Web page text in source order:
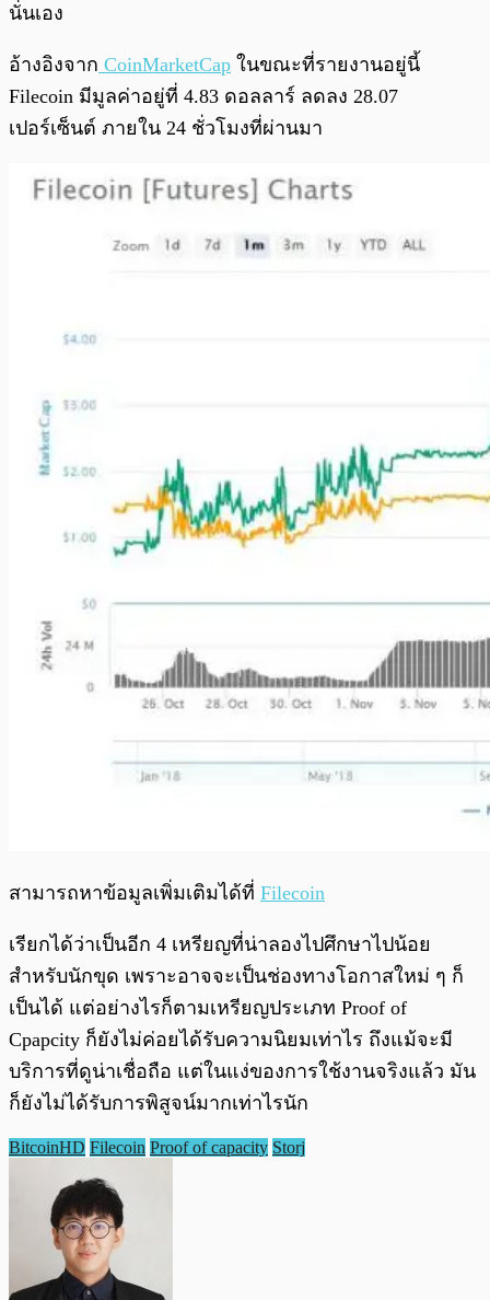
นั่นเอง
อ้างอิงจาก CoinMarketCap ในขณะที่รายงานอยู่นี้
Filecoin มีมูลค่าอยู่ที่ 4.83 ดอลลาร์ ลดลง 28.07
เปอร์เซ็นต์ ภายใน 24 ชั่วโมงที่ผ่านมา
สามารถหาข้อมูลเพิ่มเติมได้ที่ Filecoin
เรียกได้ว่าเป็นอีก 4 เหรียญที่น่าลองไปศึกษาไปน้อย
สำหรับนักขุด เพราะอาจจะเป็นช่องทางโอกาสใหม่ ๆ ก็
เป็นได้ แต่อย่างไรก็ตามเหรียญประเภท Proof of
Cpapcity ก็ยังไม่ค่อยได้รับความนิยมเท่าไร ถึงแม้จะมี
บริการที่ดูน่าเชื่อถือ แต่ในแง่ของการใช้งานจริงแล้ว มัน
ก็ยังไม่ได้รับการพิสูจน์มากเท่าไรนัก
BitcoinHD Filecoin Proof of capacity Storj